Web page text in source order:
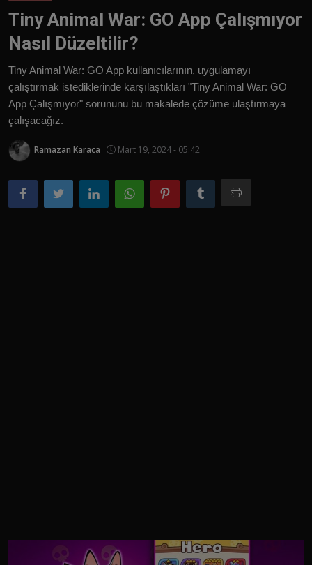
Türkçe
Tiny Animal War: GO App Çalışmıyor
Nasıl Düzeltilir?
Tiny Animal War: GO App kullanıcılarının, uygulamayı
çalıştırmak istediklerinde karşılaştıkları "Tiny Animal War: GO
App Çalışmıyor" sorununu bu makalede çözüme ulaştırmaya
çalışacağız.
Ramazan Karaca Mart 19, 2024 - 05:42